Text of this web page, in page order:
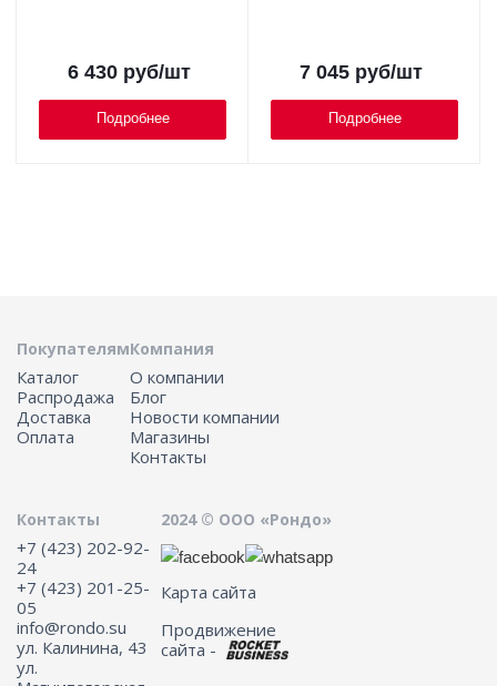
6 430руб/шт
Подробнее
7 045руб/шт
Подробнее
Покупателям
Каталог
Распродажа
Доставка
Оплата
Компания
О компании
Блог
Новости компании
Магазины
Контакты
Контакты
+7 (423) 202-92-
24
+7 (423) 201-25-
05
info@rondo.su
ул. Калинина, 43
ул.
2024 © ООО «Рондо»
Карта сайта
Продвижение
сайта -